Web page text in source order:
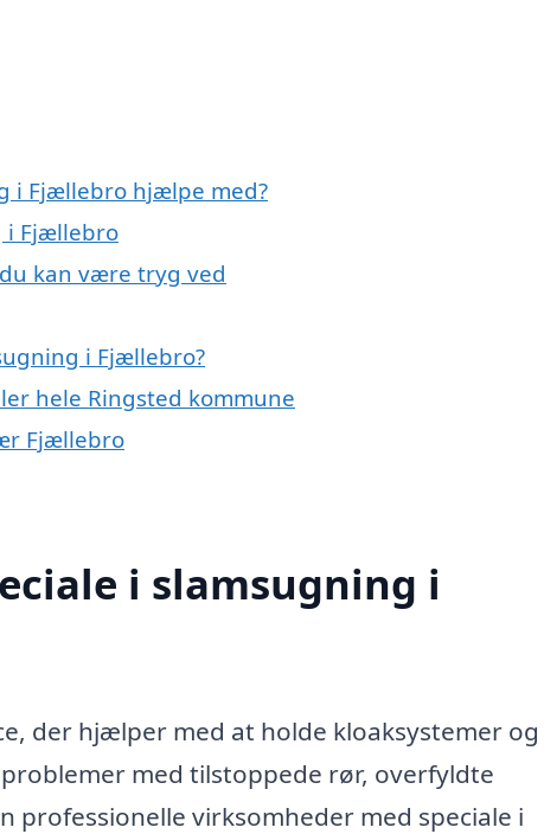
i Fjællebro hjælpe med?
i Fjællebro
kan være tryg ved
i Fjællebro?
hele Ringsted kommune
Fjællebro
i slamsugning i
der hjælper med at holde kloaksystemer og
med tilstoppede rør, overfyldte
virksomheder med speciale i